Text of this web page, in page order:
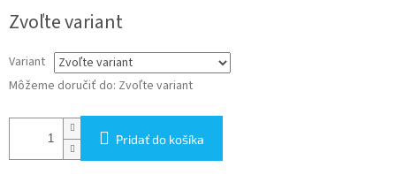
Zvoľte variant
Variant
Môžeme doručiť do: Zvoľte variant
Pridať do košíka